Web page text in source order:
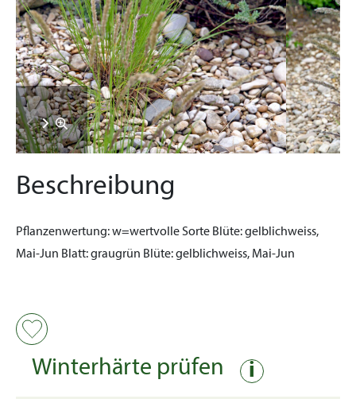
Beschreibung
Pflanzenwertung:w=wertvolle Sorte Blüte:gelblichweiss,
Mai-Jun Blatt:graugrün Blüte:gelblichweiss, Mai-Jun
Winterhärte prüfen i